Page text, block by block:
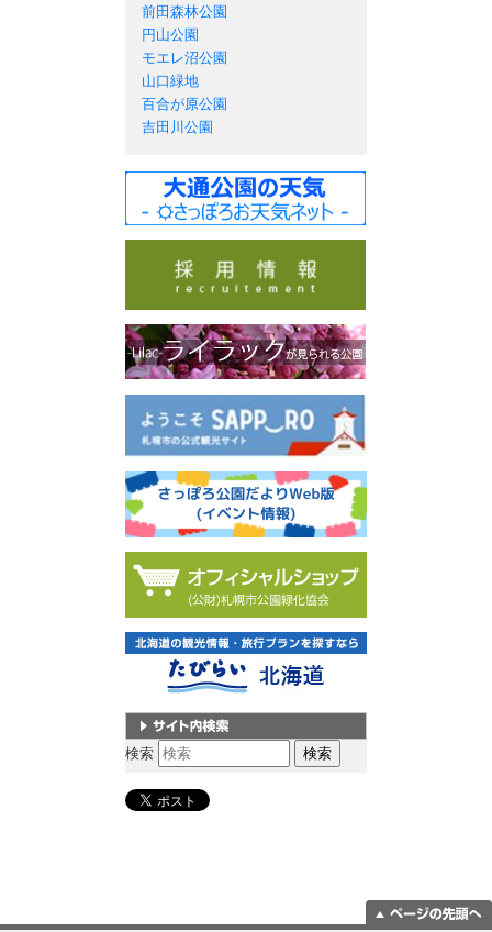
前田森林公園
円山公園
モエレ沼公園
山口緑地
百合が原公園
吉田川公園
サイト内検索
検索